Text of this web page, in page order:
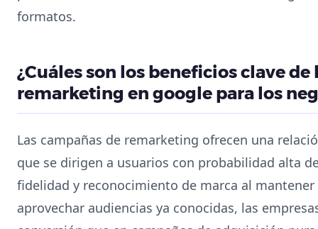
formatos.
¿Cuáles son los beneficios clave de
remarketing en google para los
Las campañas de remarketing ofrecen una
que se dirigen a usuarios con probabilidad alta
fidelidad y reconocimiento de marca al
aprovechar audiencias ya conocidas, las